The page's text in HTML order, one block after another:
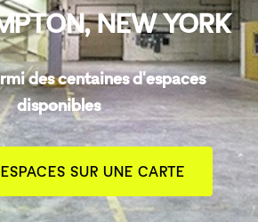
NEW YORK
des centaines d'espaces
disponibles
SUR UNE CARTE